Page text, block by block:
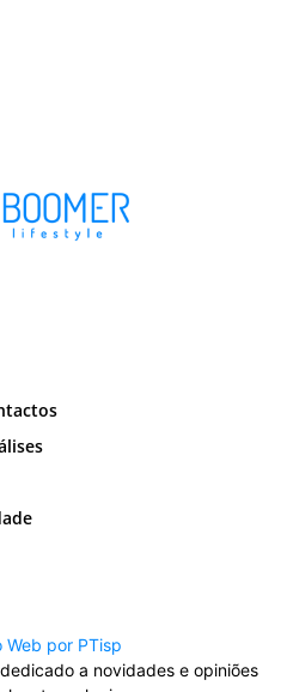
Web por PTisp
a novidades e opiniões